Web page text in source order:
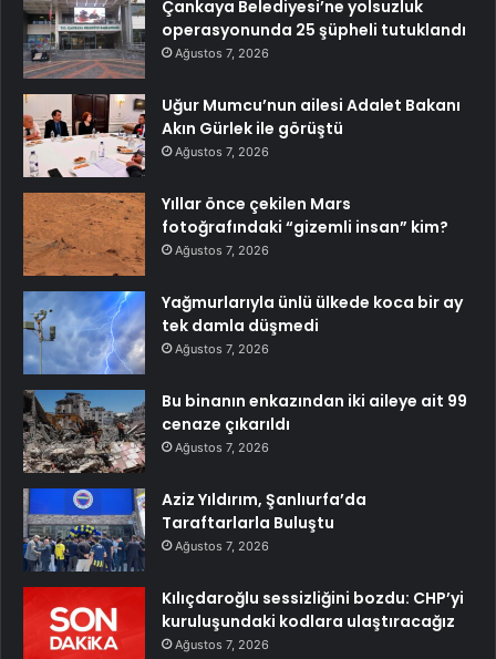
Çankaya Belediyesi’ne yolsuzluk
operasyonunda 25 şüpheli tutuklandı
Ağustos 7, 2026
Uğur Mumcu’nun ailesi Adalet Bakanı
Akın Gürlek ile görüştü
Ağustos 7, 2026
Yıllar önce çekilen Mars
fotoğrafındaki “gizemli insan” kim?
Ağustos 7, 2026
Yağmurlarıyla ünlü ülkede koca bir ay
tek damla düşmedi
Ağustos 7, 2026
Bu binanın enkazından iki aileye ait 99
cenaze çıkarıldı
Ağustos 7, 2026
Aziz Yıldırım, Şanlıurfa’da
Taraftarlarla Buluştu
Ağustos 7, 2026
Kılıçdaroğlu sessizliğini bozdu: CHP’yi
kuruluşundaki kodlara ulaştıracağız
Ağustos 7, 2026